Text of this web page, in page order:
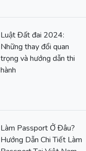
Luật Đất đai 2024:
Những thay đổi quan
trọng và hướng dẫn thi
hành
Làm Passport Ở Đâu?
Hướng Dẫn Chi Tiết Làm